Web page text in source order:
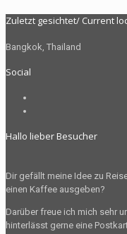
Zuletzt gesichtet/ Current
Bangkok, Thailand
Social
auf
radelman.t
anzeigen
Hallo lieber Besucher
Dir gefällt meine Idee zu
einen Kaffee ausgeben?
Darüber freue ich mich sehr
hinterlässt gerne eine